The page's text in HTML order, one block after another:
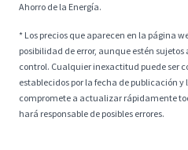
Ahorro de la Energía.
* Los precios que aparecen en la página
posibilidad de error, aunque estén
control. Cualquier inexactitud puede ser
establecidos por la fecha de publicación
compromete a actualizar rápidamente
hará responsable de posibles errores.